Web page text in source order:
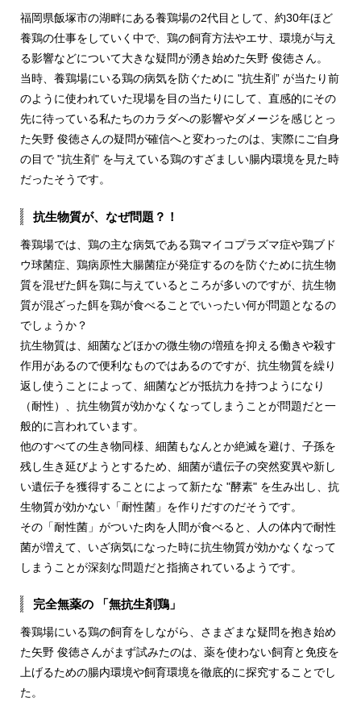
福岡県飯塚市の湖畔にある養鶏場の2代目として、約30年ほど
養鶏の仕事をしていく中で、鶏の飼育方法やエサ、環境が与え
る影響などについて大きな疑問が湧き始めた矢野 俊徳さん。
当時、養鶏場にいる鶏の病気を防ぐために "抗生剤” が当たり前
のように使われていた現場を目の当たりにして、直感的にその
先に待っている私たちのカラダへの影響やダメージを感じとっ
た矢野 俊徳さんの疑問が確信へと変わったのは、実際にご自身
の目で "抗生剤" を与えている鶏のすざましい腸内環境を見た時
だったそうです。
抗生物質が、なぜ問題？！
養鶏場では、鶏の主な病気である鶏マイコプラズマ症や鶏ブド
ウ球菌症、鶏病原性大腸菌症が発症するのを防ぐために抗生物
質を混ぜた餌を鶏に与えているところが多いのですが、抗生物
質が混ざった餌を鶏が食べることでいったい何が問題となるの
でしょうか？
抗生物質は、細菌などほかの微生物の増殖を抑える働きや殺す
作用があるので便利なものではあるのですが、抗生物質を繰り
返し使うことによって、細菌などが抵抗力を持つようになり
（耐性）、抗生物質が効かなくなってしまうことが問題だと一
般的に言われています。
他のすべての生き物同様、細菌もなんとか絶滅を避け、子孫を
残し生き延びようとするため、細菌が遺伝子の突然変異や新し
い遺伝子を獲得することによって新たな "酵素" を生み出し、抗
生物質が効かない「耐性菌」を作りだすのだそうです。
その「耐性菌」がついた肉を人間が食べると、人の体内で耐性
菌が増えて、いざ病気になった時に抗生物質が効かなくなって
しまうことが深刻な問題だと指摘されているようです。
完全無薬の 「無抗生剤鶏」
養鶏場にいる鶏の飼育をしながら、さまざまな疑問を抱き始め
た矢野 俊徳さんがまず試みたのは、薬を使わない飼育と免疫を
上げるための腸内環境や飼育環境を徹底的に探究することでし
た。